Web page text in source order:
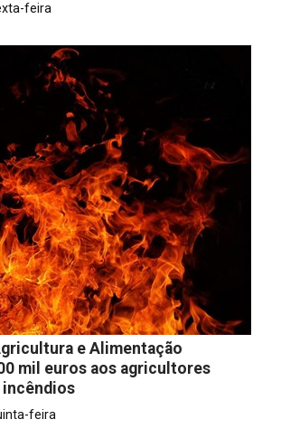
feira
e Alimentação
mil euros aos agricultores
feira